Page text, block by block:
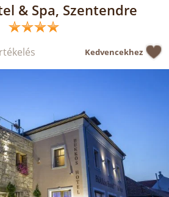
& Spa, Szentendre
Kedvencekhez